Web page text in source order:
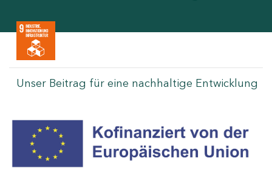
Unser Beitrag für eine nachhaltige Entwicklung